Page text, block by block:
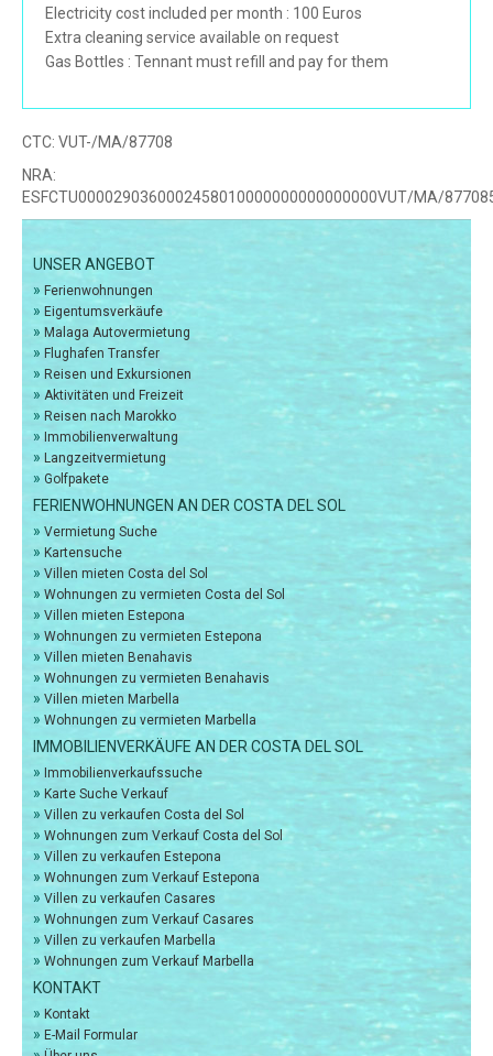
Electricity cost included per month : 100 Euros
Extra cleaning service available on request
Gas Bottles : Tennant must refill and pay for them
CTC: VUT-/MA/87708
NRA:
ESFCTU0000290360002458010000000000000000VUT/MA/
UNSER ANGEBOT
» Ferienwohnungen
» Eigentumsverkäufe
» Malaga Autovermietung
» Flughafen Transfer
» Reisen und Exkursionen
» Aktivitäten und Freizeit
» Reisen nach Marokko
» Immobilienverwaltung
» Langzeitvermietung
» Golfpakete
FERIENWOHNUNGEN AN DER COSTA DEL SOL
» Vermietung Suche
» Kartensuche
» Villen mieten Costa del Sol
» Wohnungen zu vermieten Costa del Sol
» Villen mieten Estepona
» Wohnungen zu vermieten Estepona
» Villen mieten Benahavis
» Wohnungen zu vermieten Benahavis
» Villen mieten Marbella
» Wohnungen zu vermieten Marbella
IMMOBILIENVERKÄUFE AN DER COSTA DEL SOL
» Immobilienverkaufssuche
» Karte Suche Verkauf
» Villen zu verkaufen Costa del Sol
» Wohnungen zum Verkauf Costa del Sol
» Villen zu verkaufen Estepona
» Wohnungen zum Verkauf Estepona
» Villen zu verkaufen Casares
» Wohnungen zum Verkauf Casares
» Villen zu verkaufen Marbella
» Wohnungen zum Verkauf Marbella
KONTAKT
» Kontakt
» E-Mail Formular